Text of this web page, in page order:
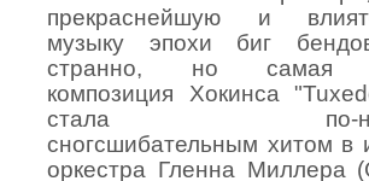
прекраснейшую и
музыку эпохи биг
странно, но самая
композиция Хокинса
стала по-
сногсшибательным хитом в
оркестра Гленна Миллера